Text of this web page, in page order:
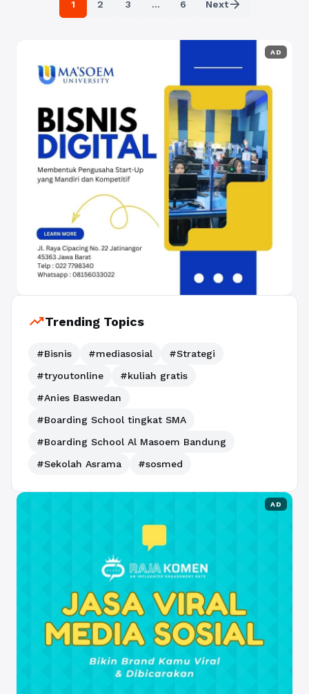
Selengkapnya
1 2 3 … 6 Nextarrow_forward
AD
trending_upTrending Topics
#Bisnis #mediasosial
#Strategi
#tryoutonline
#kuliah gratis
#Anies Baswedan
#Boarding School tingkat SMA
#Boarding School Al Masoem Bandung
#Sekolah Asrama
#sosmed
AD